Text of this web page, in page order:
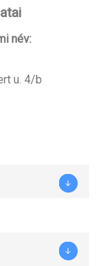
név:
u. 4/b